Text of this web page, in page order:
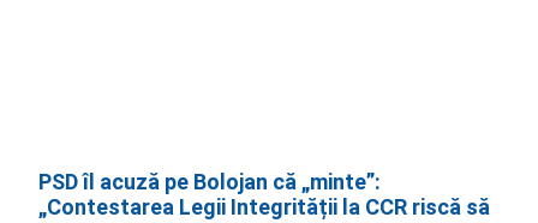
PSD îl acuză pe Bolojan că „minte”:
„Contestarea Legii Integrității la CCR riscă să